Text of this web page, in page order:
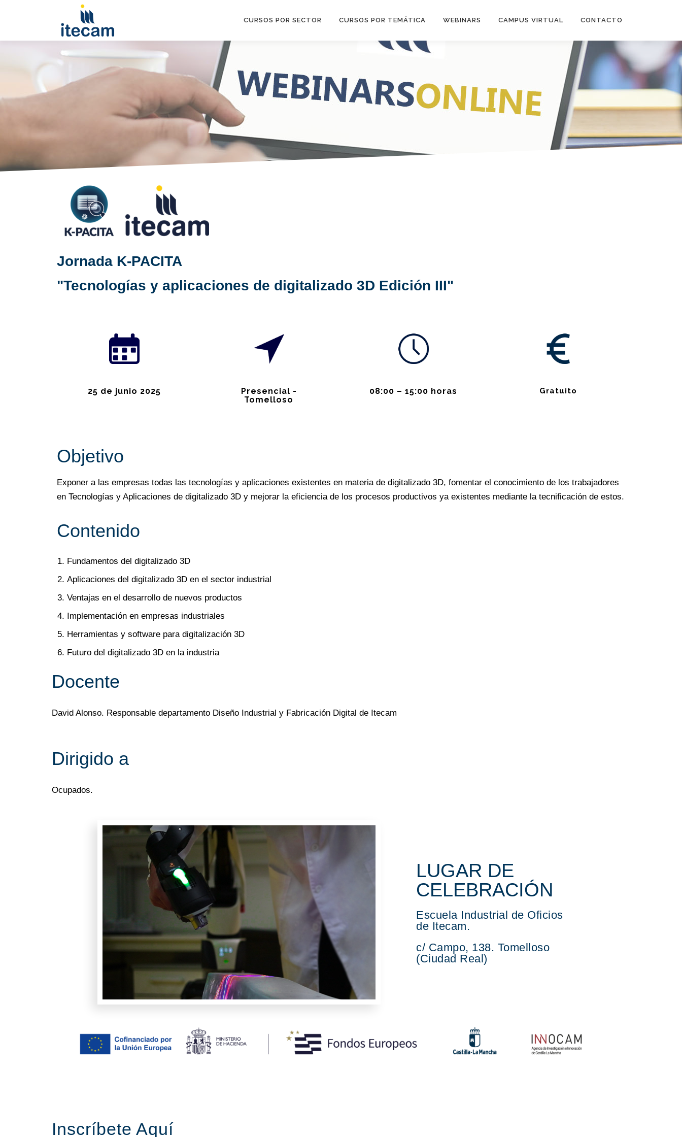
CURSOS POR SECTOR CURSOS POR TEMÁTICA WEBINARS CAMPUS VIRTUAL CONTACTO
Jornada K-PACITA​​​
"Tecnologías y aplicaciones de digitalizado 3D Edición III"
25 de junio 2025
Presencial -
Tomelloso
08:00 – 15:00 horas Gratuito
Objetivo
Exponer a las empresas todas las tecnologías y aplicaciones existentes en materia de digitalizado 3D, fomentar el conocimiento de los trabajadores
en Tecnologías y Aplicaciones de digitalizado 3D y mejorar la eficiencia de los procesos productivos ya existentes mediante la tecnificación de estos.
Contenido
Fundamentos del digitalizado 3D
Aplicaciones del digitalizado 3D en el sector industrial
Ventajas en el desarrollo de nuevos productos
Implementación en empresas industriales
Herramientas y software para digitalización 3D
Futuro del digitalizado 3D en la industria
Docente
David Alonso. Responsable departamento Diseño Industrial y Fabricación Digital de Itecam
Dirigido a
Ocupados.
LUGAR DE
CELEBRACIÓN
Escuela Industrial de Oficios
de Itecam.
c/ Campo, 138. Tomelloso
(Ciudad Real)
Inscríbete Aquí